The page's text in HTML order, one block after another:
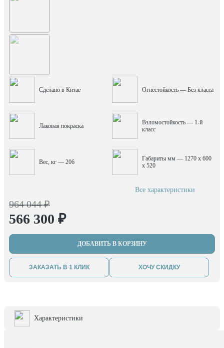
Сделано в Китае Огнестойкость — Без класса
Лаковая покраска
Взломостойкость — 1-й
класс
Вес, кг — 206
Габариты мм — 1270 x 600
x 520
Все характеристики
964 044 ₽
566 300 ₽
ДОБАВИТЬ В КОРЗИНУ
ЗАКАЗАТЬ В 1 КЛИК ХОЧУ СКИДКУ
Характеристики